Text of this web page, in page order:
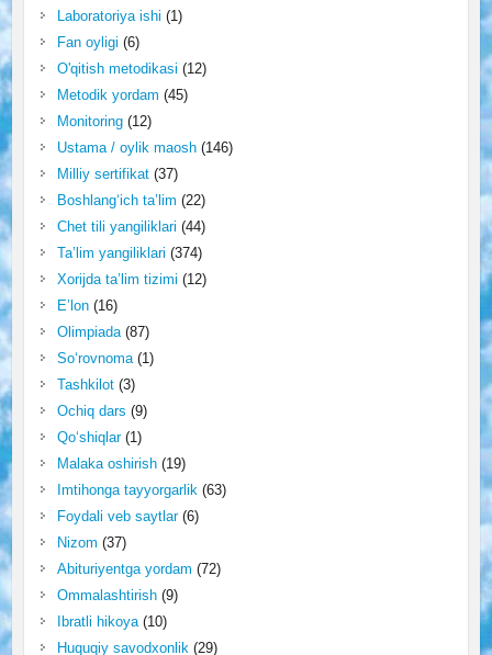
Laboratoriya ishi (1)
Fan oyligi (6)
O'qitish metodikasi (12)
Metodik yordam (45)
Monitoring(12)
Ustama / oylik maosh(146)
Milliy sertifikat(37)
Boshlang‘ich ta’lim (22)
Chet tili yangiliklari (44)
Ta’lim yangiliklari (374)
Xorijda ta’lim tizimi (12)
E’lon(16)
Olimpiada(87)
So‘rovnoma(1)
Tashkilot(3)
Ochiq dars (9)
Qo‘shiqlar(1)
Malaka oshirish(19)
Imtihonga tayyorgarlik(63)
Foydali veb saytlar(6)
Nizom (37)
Abituriyentga yordam (72)
Ommalashtirish(9)
Ibratli hikoya(10)
Huquqiy savodxonlik(29)